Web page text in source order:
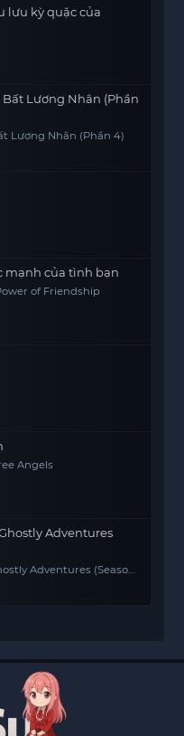
lưu kỳ quặc của
Bất Lương Nhân (Phần
Lương Nhân (Phần 4)
mạnh của tình bạn
of Friendship
Angels
Adventures
Adventures (Season